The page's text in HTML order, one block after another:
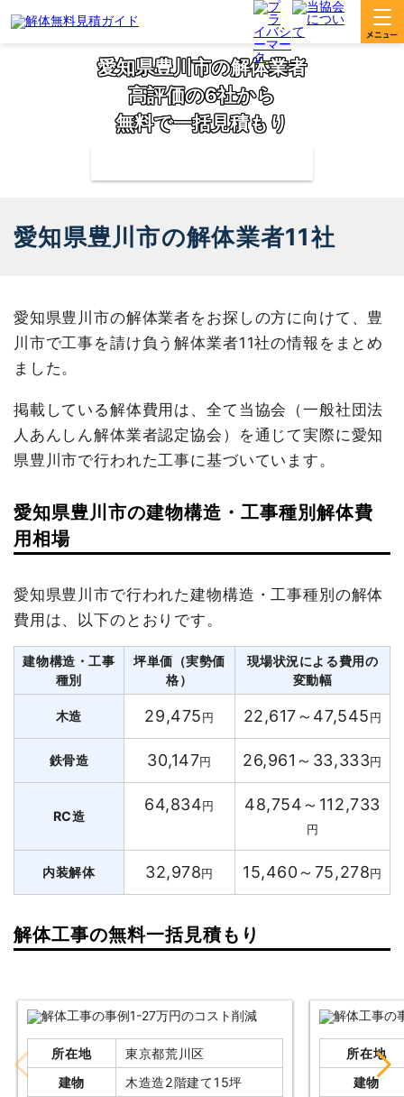
愛知県豊川市の解体業者
高評価の6社から
無料で一括見積もり
愛知県豊川市の解体業者11社
愛知県豊川市の解体業者をお探しの方に向けて、豊
川市で工事を請け負う解体業者11社の情報をまとめ
ました。
掲載している解体費用は、全て当協会（一般社団法
人あんしん解体業者認定協会）を通じて実際に愛知
県豊川市で行われた工事に基づいています。
愛知県豊川市の建物構造・工事種別解体費
用相場
愛知県豊川市で行われた建物構造・工事種別の解体
費用は、以下のとおりです。
建物構造・工事
種別
坪単価（実勢価
格）
現場状況による費用の
変動幅
木造 29,475円 22,617～47,545円
鉄骨造 30,147円 26,961～33,333円
RC造
64,834円 48,754～112,733
円
内装解体 32,978円 15,460～75,278円
解体工事の無料一括見積もり
所在地
東京都荒川区
建物
木造造2階建て15坪
所在地
建物